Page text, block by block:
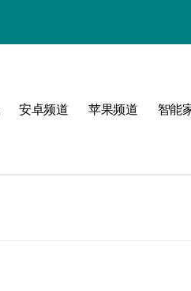
安卓频道 苹果频道 智能